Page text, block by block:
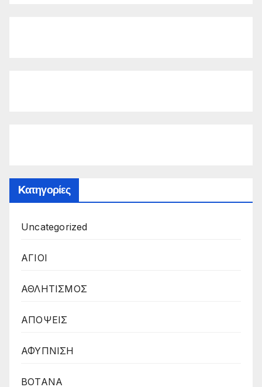
Kατηγορίες
Uncategorized
ΑΓΙΟΙ
ΑΘΛΗΤΙΣΜΟΣ
ΑΠΟΨΕΙΣ
ΑΦΥΠΝΙΣΗ
ΒΟΤΑΝΑ